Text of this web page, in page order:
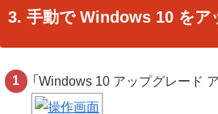
3. 手動で Windows 10 をア
「Windows 10 アップグレード